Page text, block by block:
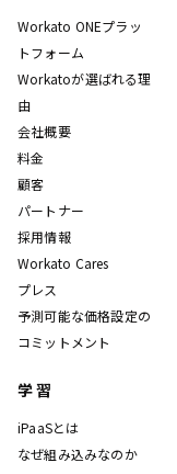
Workato ONEプラッ
トフォーム
Workatoが選ばれる理
由
会社概要
料金
顧客
パートナー
採用情報
Workato Cares
プレス
予測可能な価格設定の
コミットメント
学習
iPaaSとは
なぜ組み込みなのか